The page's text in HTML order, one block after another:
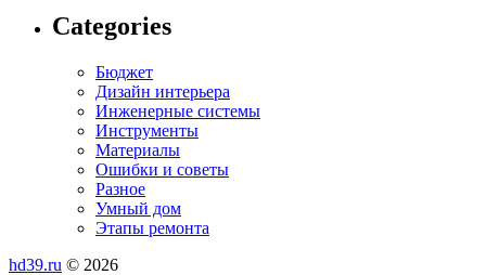
Categories
Бюджет
Дизайн интерьера
Инженерные системы
Инструменты
Материалы
Ошибки и советы
Разное
Умный дом
Этапы ремонта
hd39.ru © 2026